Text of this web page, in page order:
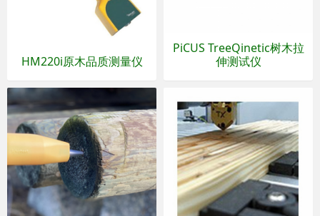
PiCUS TreeQinetic树木拉
伸测试仪
HM220i原木品质测量仪